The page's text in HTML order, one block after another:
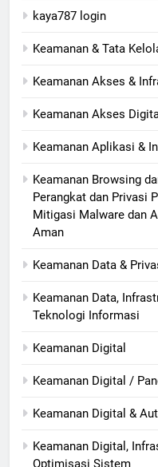
kaya787 login
Keamanan & Tata
Keamanan Akses &
Keamanan Akses
Keamanan Aplikasi &
Keamanan Browsing
Perangkat dan Privasi
Mitigasi Malware dan
Aman
Keamanan Data &
Keamanan Data,
Teknologi Informasi
Keamanan Digital
Keamanan Digital /
Keamanan Digital &
Keamanan Digital,
Optimisasi Sistem